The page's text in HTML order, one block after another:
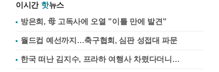
이시간 핫뉴스
방은희, 母 고독사에 오열 "이틀 만에 발견"
월드컵 예선까지…축구협회, 심판 성접대 파문
한국 떠난 김지수, 프라하 여행사 차렸다더니…